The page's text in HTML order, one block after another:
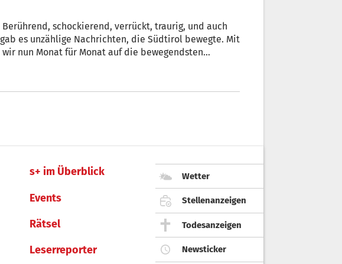
s+ im Überblick
Events
Rätsel
Leserreporter
Wetter
Stellenanzeigen
Todesanzeigen
Newsticker